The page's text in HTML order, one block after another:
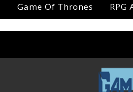
Game Of Thrones RPG